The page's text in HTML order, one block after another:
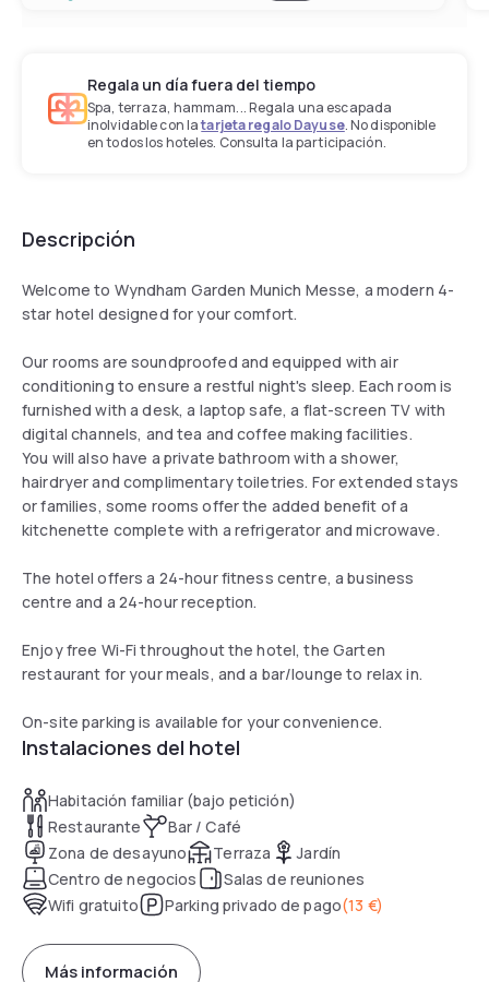
Regala un día fuera del tiempo
Spa, terraza, hammam... Regala una escapada
inolvidable con latarjeta regalo Dayuse. No disponible
en todos los hoteles. Consulta la participación.
Descripción
Welcome to Wyndham Garden Munich Messe, a modern 4-
star hotel designed for your comfort.
Our rooms are soundproofed and equipped with air
conditioning to ensure a restful night's sleep. Each room is
furnished with a desk, a laptop safe, a flat-screen TV with
digital channels, and tea and coffee making facilities.
You will also have a private bathroom with a shower,
hairdryer and complimentary toiletries. For extended stays
or families, some rooms offer the added benefit of a
kitchenette complete with a refrigerator and microwave.
The hotel offers a 24-hour fitness centre, a business
centre and a 24-hour reception.
Enjoy free Wi-Fi throughout the hotel, the Garten
restaurant for your meals, and a bar/lounge to relax in.
On-site parking is available for your convenience.
Instalaciones del hotel
Habitación familiar (bajo petición)
Restaurante
Bar / Café
Zona de desayuno
Terraza
Jardín
Centro de negocios
Salas de reuniones
Wifi gratuito
Parking privado de pago(13 €)
Más información